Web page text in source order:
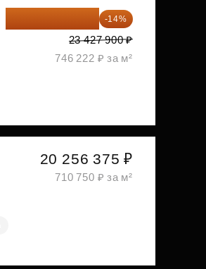
-14%
23 427 900 ₽
746 222 ₽ за м²
20 256 375 ₽
710 750 ₽ за м²